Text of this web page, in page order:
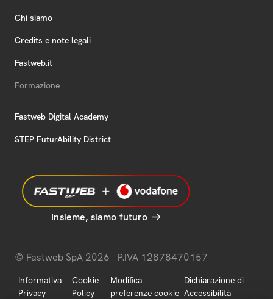
Chi siamo
Credits e note legali
Fastweb.it
Formazione
Fastweb Digital Academy
STEP FuturAbility District
Insieme, siamo futuro
© Fastweb SpA 2026 - P.IVA 12878470157
Informativa
Privacy
Cookie
Policy
Modifica
preferenze cookie
Dichiarazione di
Accessibilità